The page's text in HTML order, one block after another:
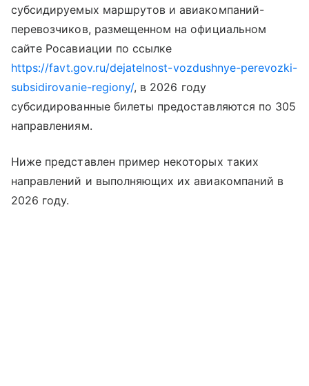
субсидируемых маршрутов и авиакомпаний-
перевозчиков, размещенном на официальном
сайте Росавиации по ссылке
https://favt.gov.ru/dejatelnost-vozdushnye-perevozki-
subsidirovanie-regiony/, в 2026 году
субсидированные билеты предоставляются по 305
направлениям.
Ниже представлен пример некоторых таких
направлений и выполняющих их авиакомпаний в
2026 году.